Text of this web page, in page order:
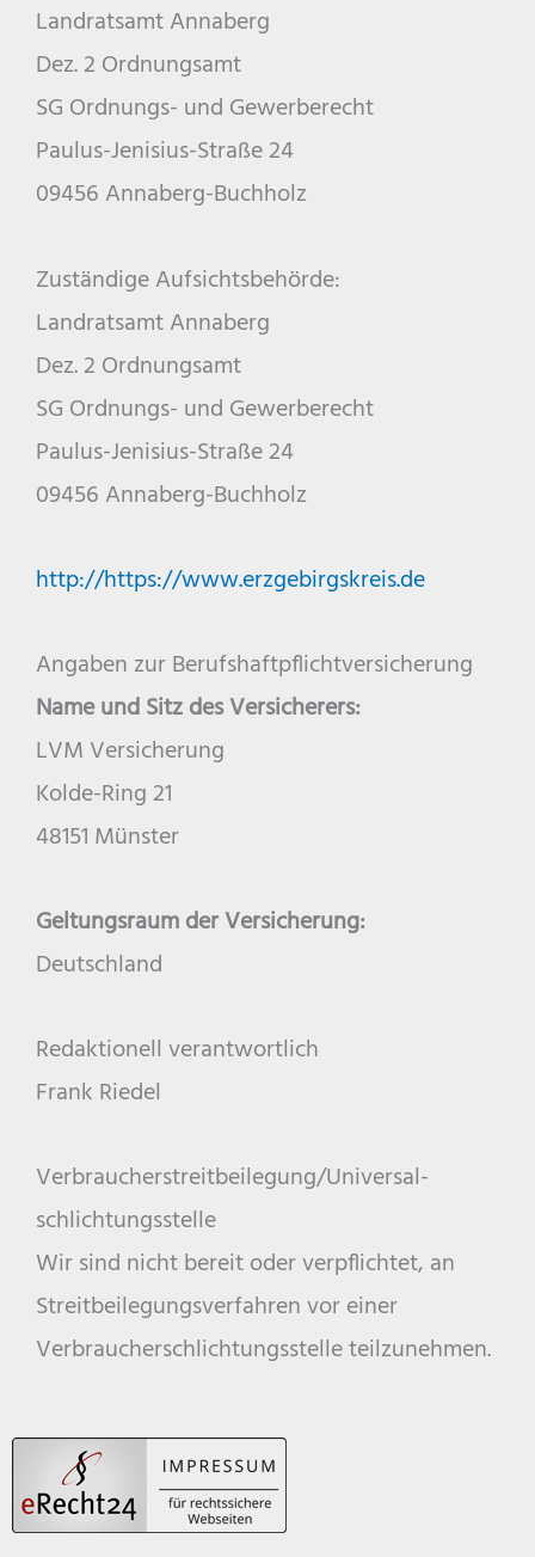
Landratsamt Annaberg
Dez. 2 Ordnungsamt
SG Ordnungs- und Gewerberecht
Paulus-Jenisius-Straße 24
09456 Annaberg-Buchholz
Zuständige Aufsichtsbehörde:
Landratsamt Annaberg
Dez. 2 Ordnungsamt
SG Ordnungs- und Gewerberecht
Paulus-Jenisius-Straße 24
09456 Annaberg-Buchholz
http://https://www.erzgebirgskreis.de
Angaben zur Berufs­haftpflicht­versicherung
Name und Sitz des Versicherers:
LVM Versicherung
Kolde-Ring 21
48151 Münster
Geltungsraum der Versicherung:
Deutschland
Redaktionell verantwortlich
Frank Riedel
Verbraucher­streit­beilegung/Universal­
schlichtungs­stelle
Wir sind nicht bereit oder verpflichtet, an
Streitbeilegungsverfahren vor einer
Verbraucherschlichtungsstelle teilzunehmen.